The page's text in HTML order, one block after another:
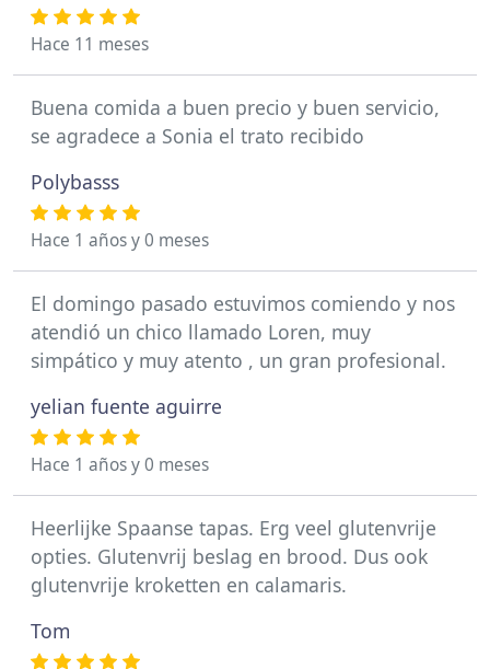
Hace 11 meses
Buena comida a buen precio y buen servicio,
se agradece a Sonia el trato recibido
Polybasss
Hace 1 años y 0 meses
El domingo pasado estuvimos comiendo y nos
atendió un chico llamado Loren, muy
simpático y muy atento , un gran profesional.
yelian fuente aguirre
Hace 1 años y 0 meses
Heerlijke Spaanse tapas. Erg veel glutenvrije
opties. Glutenvrij beslag en brood. Dus ook
glutenvrije kroketten en calamaris.
Tom